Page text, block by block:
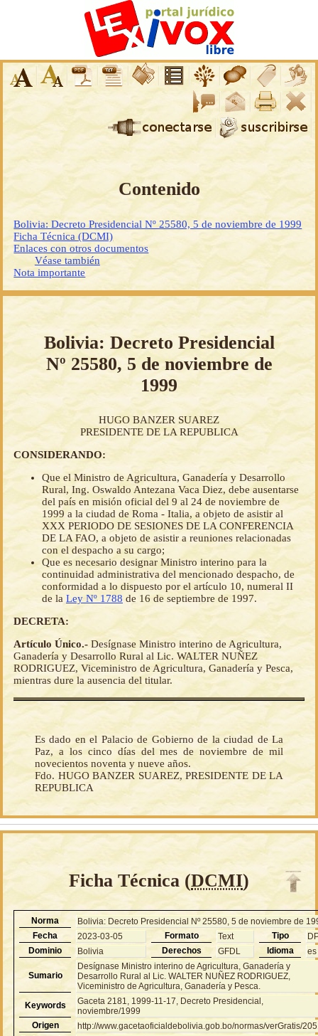
Contenido
Bolivia: Decreto Presidencial Nº 25580, 5 de noviembre de 1999
Ficha Técnica (DCMI)
Enlaces con otros documentos
Véase también
Nota importante
Bolivia: Decreto Presidencial
Nº 25580, 5 de noviembre de
1999
HUGO BANZER SUAREZ
PRESIDENTE DE LA REPUBLICA
CONSIDERANDO:
Que el Ministro de Agricultura, Ganadería y Desarrollo
Rural, Ing. Oswaldo Antezana Vaca Diez, debe ausentarse
del país en misión oficial del 9 al 24 de noviembre de
1999 a la ciudad de Roma - Italia, a objeto de asistir al
XXX PERIODO DE SESIONES DE LA CONFERENCIA
DE LA FAO, a objeto de asistir a reuniones relacionadas
con el despacho a su cargo;
Que es necesario designar Ministro interino para la
continuidad administrativa del mencionado despacho, de
conformidad a lo dispuesto por el artículo 10, numeral II
de la Ley Nº 1788 de 16 de septiembre de 1997.
DECRETA:
Artículo Único.- Desígnase Ministro interino de Agricultura,
Ganadería y Desarrollo Rural al Lic. WALTER NUÑEZ
RODRIGUEZ, Viceministro de Agricultura, Ganadería y Pesca,
mientras dure la ausencia del titular.
Es dado en el Palacio de Gobierno de la ciudad de La
Paz, a los cinco días del mes de noviembre de mil
novecientos noventa y nueve años.
Fdo. HUGO BANZER SUAREZ, PRESIDENTE DE LA
REPUBLICA
Ficha Técnica (DCMI)
Norma
Bolivia: Decreto Presidencial Nº 25580, 5 de noviembre de
Fecha
2023-03-05 Formato Text Tipo
Dominio
Bolivia Derechos GFDL Idioma es
Sumario
Desígnase Ministro interino de Agricultura, Ganadería y
Desarrollo Rural al Lic. WALTER NUÑEZ RODRIGUEZ,
Viceministro de Agricultura, Ganadería y Pesca.
Keywords
Gaceta 2181, 1999-11-17, Decreto Presidencial,
noviembre/1999
Origen
http://www.gacetaoficialdebolivia.gob.bo/normas/verGratis/